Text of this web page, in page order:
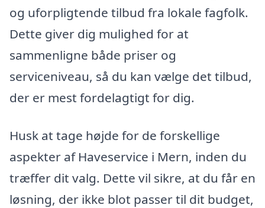
og uforpligtende tilbud fra lokale fagfolk.
Dette giver dig mulighed for at
sammenligne både priser og
serviceniveau, så du kan vælge det tilbud,
der er mest fordelagtigt for dig.
Husk at tage højde for de forskellige
aspekter af Haveservice i Mern, inden du
træffer dit valg. Dette vil sikre, at du får en
løsning, der ikke blot passer til dit budget,